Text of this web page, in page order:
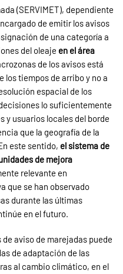
(SERVIMET), dependiente
de emitir los avisos
de una categoría a
del oleaje en el área
de los avisos está
los tiempos de arribo y no a
espacial de los
lo suficientemente
y usuarios locales del borde
que la geografía de la
este sentido, el sistema de
de mejora
relevante en
que se han observado
durante las últimas
en el futuro.
aviso de marejadas puede
de adaptación de las
al cambio climático, en el